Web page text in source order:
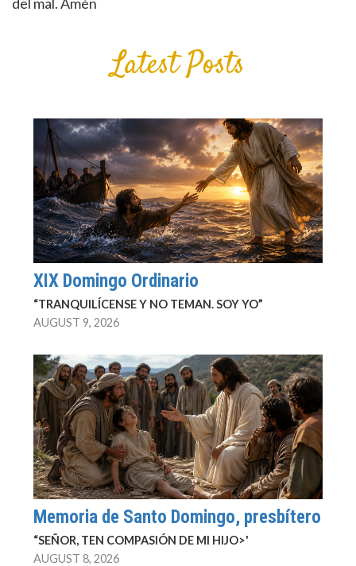
Latest Posts
XIX Domingo Ordinario
“TRANQUILÍCENSE Y NO TEMAN. SOY YO”
AUGUST 9, 2026
Memoria de Santo Domingo, presbítero
“SEÑOR, TEN COMPASIÓN DE MI HIJO>'
AUGUST 8, 2026